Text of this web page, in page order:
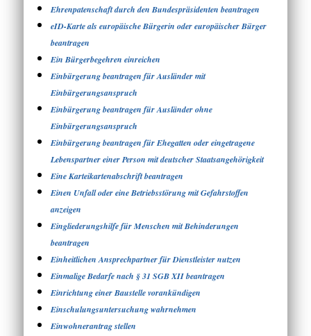
Ehrenpatenschaft durch den Bundespräsidenten beantragen
eID-Karte als europäische Bürgerin oder europäischer Bürger
beantragen
Ein Bürgerbegehren einreichen
Einbürgerung beantragen für Ausländer mit
Einbürgerungsanspruch
Einbürgerung beantragen für Ausländer ohne
Einbürgerungsanspruch
Einbürgerung beantragen für Ehegatten oder eingetragene
Lebenspartner einer Person mit deutscher Staatsangehörigkeit
Eine Karteikartenabschrift beantragen
Einen Unfall oder eine Betriebsstörung mit Gefahrstoffen
anzeigen
Eingliederungshilfe für Menschen mit Behinderungen
beantragen
Einheitlichen Ansprechpartner für Dienstleister nutzen
Einmalige Bedarfe nach § 31 SGB XII beantragen
Einrichtung einer Baustelle vorankündigen
Einschulungsuntersuchung wahrnehmen
Einwohnerantrag stellen